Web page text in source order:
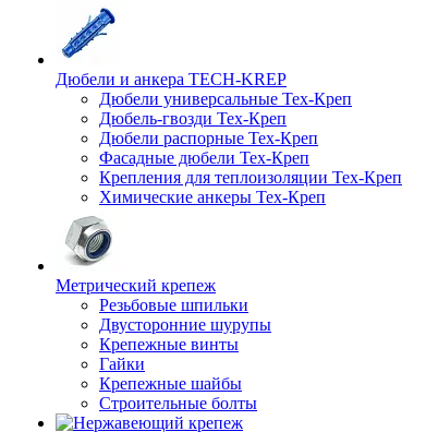
Дюбели и анкера TECH-KREP
Дюбели универсальные Тех-Креп
Дюбель-гвозди Тех-Креп
Дюбели распорные Тех-Креп
Фасадные дюбели Тех-Креп
Крепления для теплоизоляции Тех-Креп
Химические анкеры Тех-Креп
Метрический крепеж
Резьбовые шпильки
Двусторонние шурупы
Крепежные винты
Гайки
Крепежные шайбы
Строительные болты